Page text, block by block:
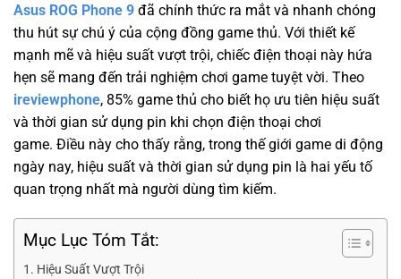
Asus ROG Phone 9 đã chính thức ra mắt và nhanh chóng
thu hút sự chú ý của cộng đồng game thủ. Với thiết kế
mạnh mẽ và hiệu suất vượt trội, chiếc điện thoại này hứa
hẹn sẽ mang đến trải nghiệm chơi game tuyệt vời. Theo
ireviewphone, 85% game thủ cho biết họ ưu tiên hiệu suất
và thời gian sử dụng pin khi chọn điện thoại chơi
game. Điều này cho thấy rằng, trong thế giới game di động
ngày nay, hiệu suất và thời gian sử dụng pin là hai yếu tố
quan trọng nhất mà người dùng tìm kiếm.
Mục Lục Tóm Tắt:
Hiệu Suất Vượt Trội